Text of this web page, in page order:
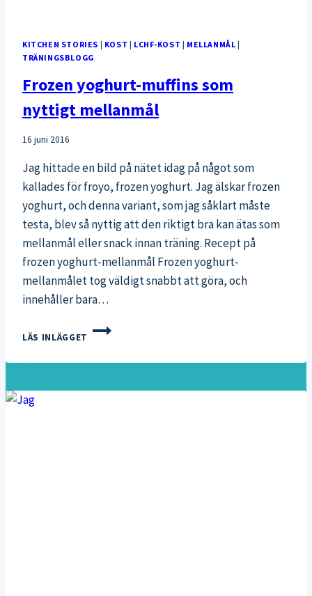
KITCHEN STORIES | KOST | LCHF-KOST | MELLANMÅL |
TRÄNINGSBLOGG
Frozen yoghurt-muffins som
nyttigt mellanmål
16 juni 2016
Jag hittade en bild på nätet idag på något som
kallades för froyo, frozen yoghurt. Jag älskar frozen
yoghurt, och denna variant, som jag såklart måste
testa, blev så nyttig att den riktigt bra kan ätas som
mellanmål eller snack innan träning. Recept på
frozen yoghurt-mellanmål Frozen yoghurt-
mellanmålet tog väldigt snabbt att göra, och
innehåller bara…
LÄS INLÄGGET
FROZEN